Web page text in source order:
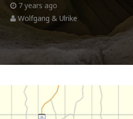
7 years ago
Wolfgang & Ulrike